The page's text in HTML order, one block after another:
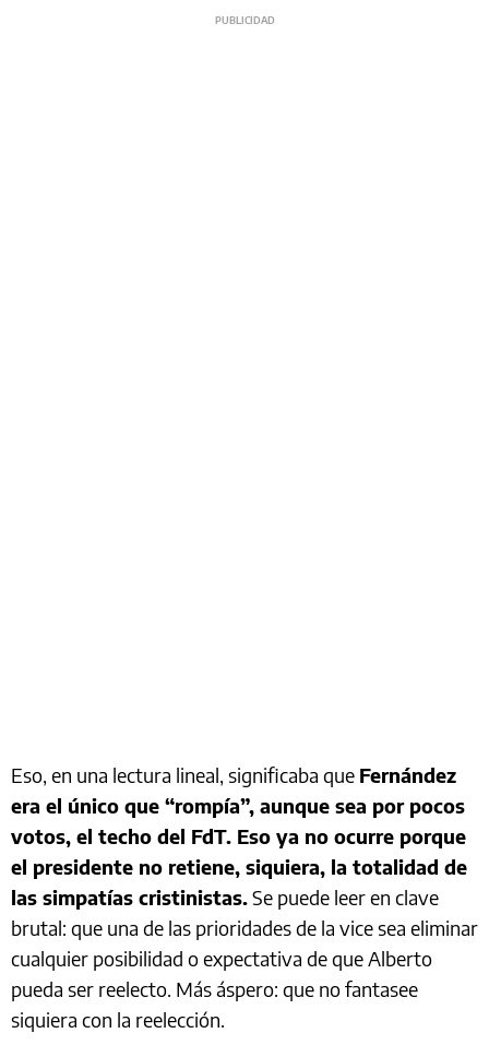
Eso, en una lectura lineal, significaba que Fernández
era el único que “rompía”, aunque sea por pocos
votos, el techo del FdT. Eso ya no ocurre porque
el presidente no retiene, siquiera, la totalidad de
las simpatías cristinistas.Se puede leer en clave
brutal: que una de las prioridades de la vice sea eliminar
cualquier posibilidad o expectativa de que Alberto
pueda ser reelecto. Más áspero: que no fantasee
siquiera con la reelección.